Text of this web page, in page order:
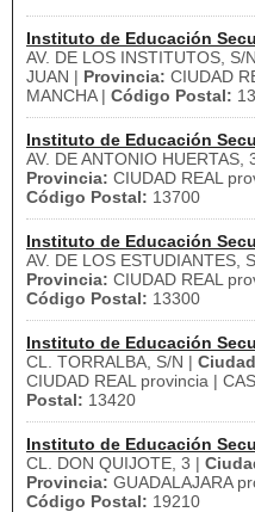
Instituto de Educación
AV. DE LOS INSTITUTOS, S/
JUAN | Provincia: CIUDAD
MANCHA | Código Postal:
Instituto de Educación
AV. DE ANTONIO HUERTAS,
Provincia: CIUDAD REAL
Código Postal: 13700
Instituto de Educación
AV. DE LOS ESTUDIANTES,
Provincia: CIUDAD REAL
Código Postal: 13300
Instituto de Educación
CL. TORRALBA, S/N |
CIUDAD REAL provincia |
Postal: 13420
Instituto de Educación
CL. DON QUIJOTE, 3 |
Provincia: GUADALAJARA
Código Postal: 19210